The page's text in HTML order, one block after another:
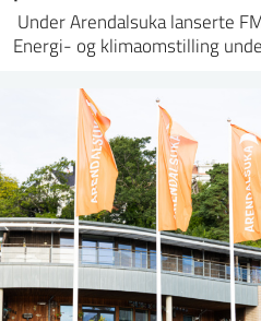
Under Arendalsuka lanserte
Energi- og klimaomstilling